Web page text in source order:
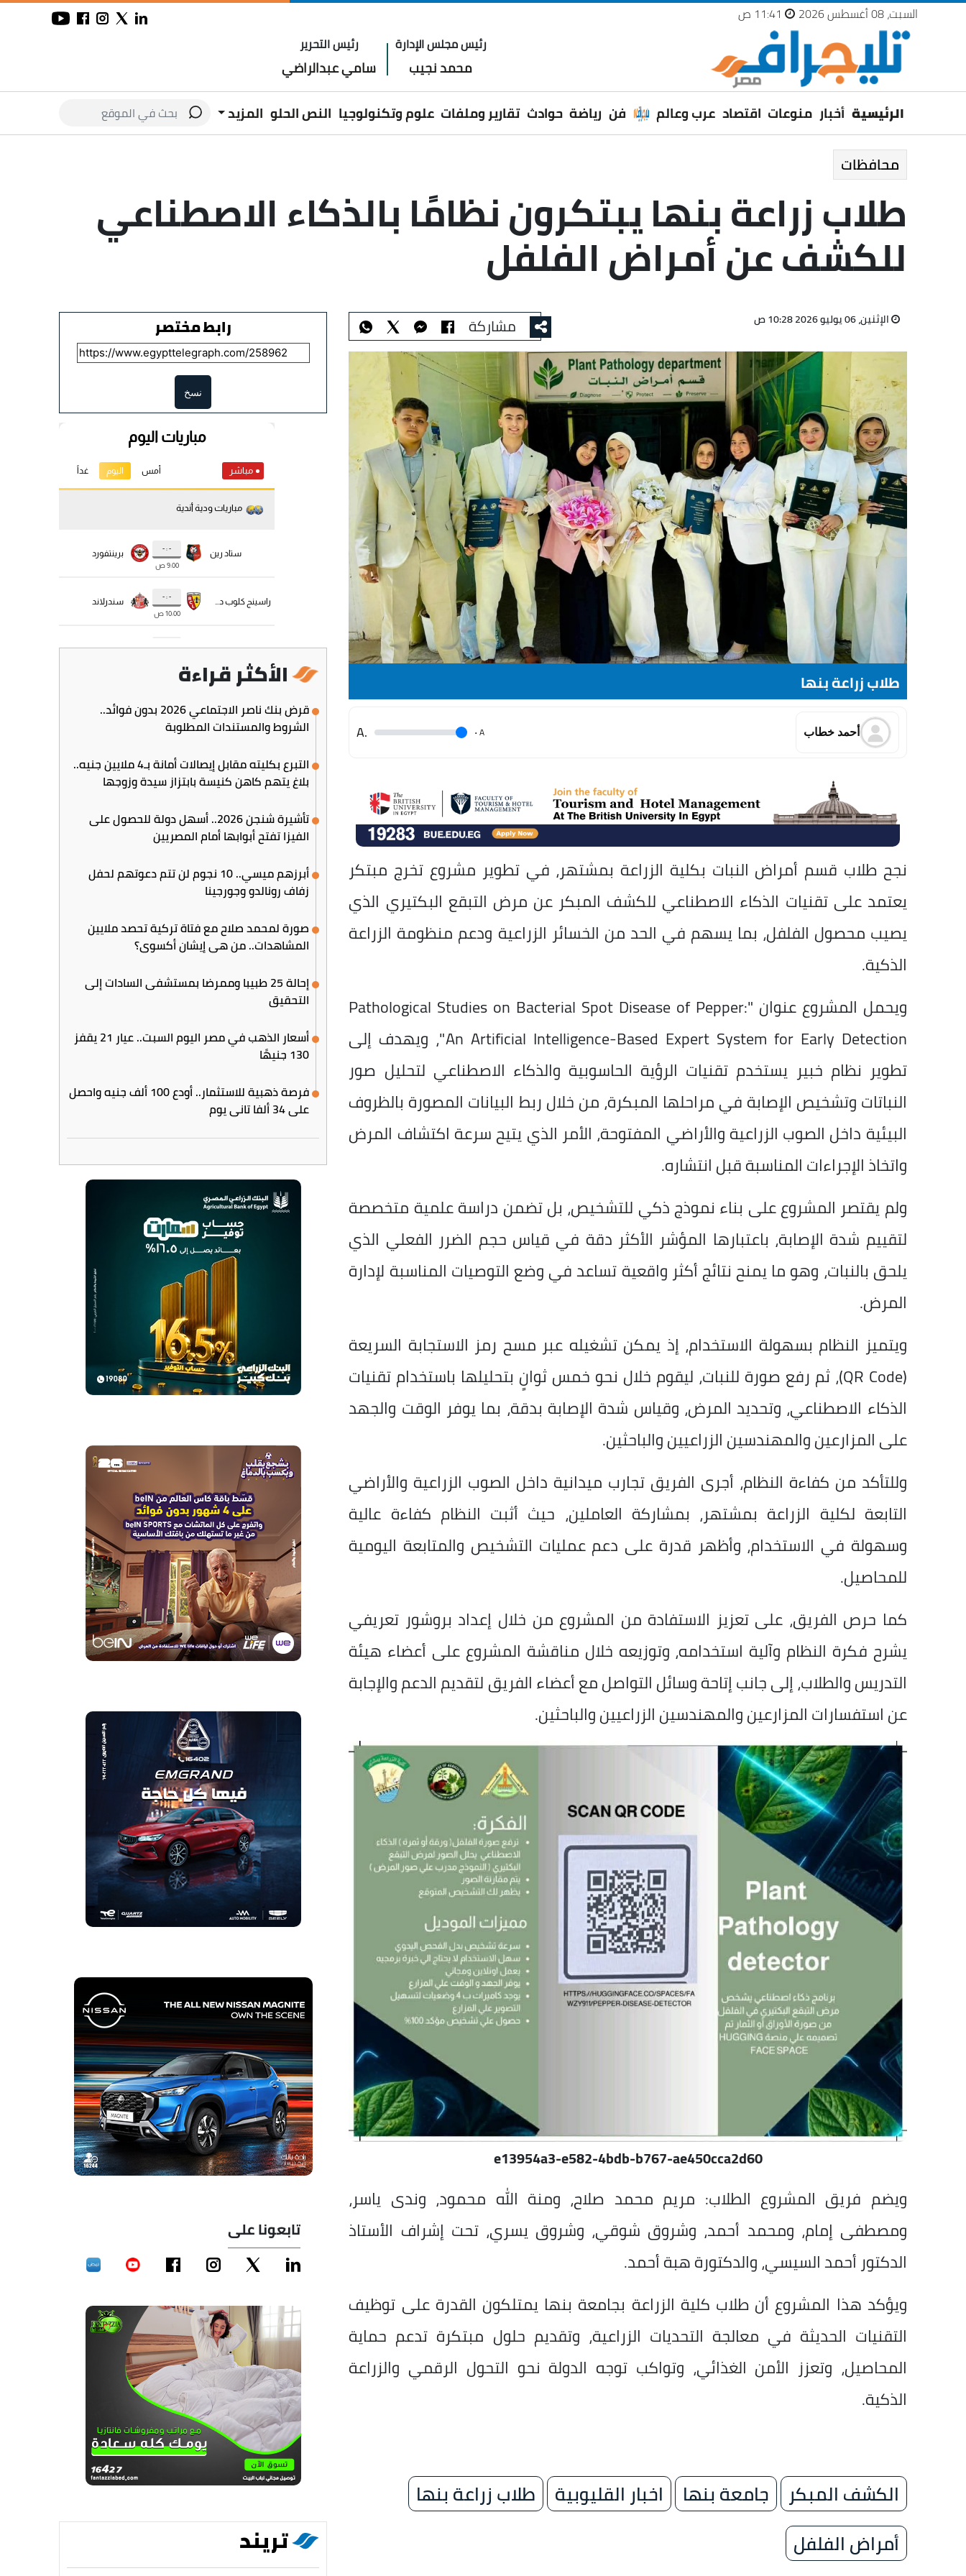
السبت، 08 أغسطس 2026
رئيس مجلس الإدارة
محمد نجيب
رئيس التحرير
سامي عبدالراضي
الرئيسية أخبار منوعات اقتصاد عرب وعالم فن رياضة حوادث تقارير وملفات علوم وتكنولوجيا النص الحلو المزيد
محافظات
طلاب زراعة بنها يبتكرون نظامًا بالذكاء الاصطناعي
للكشف عن أمراض الفلفل
الإثنين، 06 يوليو 2026 10:28 ص مشاركة
طلاب زراعة بنها
أحمد خطاب A
.
.A
نجح طلاب قسم أمراض النبات بكلية الزراعة بمشتهر، في تطوير مشروع تخرج مبتكر
يعتمد على تقنيات الذكاء الاصطناعي للكشف المبكر عن مرض التبقع البكتيري الذي
يصيب محصول الفلفل، بما يسهم في الحد من الخسائر الزراعية ودعم منظومة الزراعة
الذكية.
ويحمل المشروع عنوان "Pathological Studies on Bacterial Spot Disease of Pepper:
An Artificial Intelligence-Based Expert System for Early Detection"، ويهدف إلى
تطوير نظام خبير يستخدم تقنيات الرؤية الحاسوبية والذكاء الاصطناعي لتحليل صور
النباتات وتشخيص الإصابة في مراحلها المبكرة، من خلال ربط البيانات المصورة بالظروف
البيئية داخل الصوب الزراعية والأراضي المفتوحة، الأمر الذي يتيح سرعة اكتشاف المرض
واتخاذ الإجراءات المناسبة قبل انتشاره.
ولم يقتصر المشروع على بناء نموذج ذكي للتشخيص، بل تضمن دراسة علمية متخصصة
لتقييم شدة الإصابة، باعتبارها المؤشر الأكثر دقة في قياس حجم الضرر الفعلي الذي
يلحق بالنبات، وهو ما يمنح نتائج أكثر واقعية تساعد في وضع التوصيات المناسبة لإدارة
المرض.
ويتميز النظام بسهولة الاستخدام، إذ يمكن تشغيله عبر مسح رمز الاستجابة السريعة
(QR Code)، ثم رفع صورة للنبات، ليقوم خلال نحو خمس ثوانٍ بتحليلها باستخدام تقنيات
الذكاء الاصطناعي، وتحديد المرض، وقياس شدة الإصابة بدقة، بما يوفر الوقت والجهد
على المزارعين والمهندسين الزراعيين والباحثين.
وللتأكد من كفاءة النظام، أجرى الفريق تجارب ميدانية داخل الصوب الزراعية والأراضي
التابعة لكلية الزراعة بمشتهر، بمشاركة العاملين، حيث أثبت النظام كفاءة عالية
وسهولة في الاستخدام، وأظهر قدرة على دعم عمليات التشخيص والمتابعة اليومية
للمحاصيل.
كما حرص الفريق، على تعزيز الاستفادة من المشروع من خلال إعداد بروشور تعريفي
يشرح فكرة النظام وآلية استخدامه، وتوزيعه خلال مناقشة المشروع على أعضاء هيئة
التدريس والطلاب، إلى جانب إتاحة وسائل التواصل مع أعضاء الفريق لتقديم الدعم والإجابة
عن استفسارات المزارعين والمهندسين الزراعيين والباحثين.
e13954a3-e582-4bdb-b767-ae450cca2d60
ويضم فريق المشروع الطلاب: مريم محمد صلاح، ومنة الله محمود، وندى ياسر،
ومصطفى إمام، ومحمد أحمد، وشروق شوقي، وشروق يسري، تحت إشراف الأستاذ
الدكتور أحمد السيسي، والدكتورة هبة أحمد.
ويؤكد هذا المشروع أن طلاب كلية الزراعة بجامعة بنها يمتلكون القدرة على توظيف
التقنيات الحديثة في معالجة التحديات الزراعية، وتقديم حلول مبتكرة تدعم حماية
المحاصيل، وتعزز الأمن الغذائي، وتواكب توجه الدولة نحو التحول الرقمي والزراعة
الذكية.
الكشف المبكر جامعة بنها اخبار القليوبية
طلاب زراعة بنها
أمراض الفلفل
رابط مختصر
نسخ
الأكثر قراءة
قرض بنك ناصر الاجتماعي 2026 بدون فوائد..
الشروط والمستندات المطلوبة
التبرع بكليته مقابل إيصالات أمانة بـ4 ملايين جنيه..
بلاغ يتهم كاهن كنيسة بابتزاز سيدة وزوجها
تأشيرة شنجن 2026.. أسهل دولة للحصول على
الفيزا تفتح أبوابها أمام المصريين
أبرزهم ميسي.. 10 نجوم لن تتم دعوتهم لحفل
زفاف رونالدو وجورجينا
صورة لمحمد صلاح مع فتاة تركية تحصد ملايين
المشاهدات.. من هي إيشان أكسوي؟
إحالة 25 طبيبا وممرضا بمستشفى السادات إلى
التحقيق
أسعار الذهب في مصر اليوم السبت.. عيار 21 يقفز
130 جنيهًا
فرصة ذهبية للاستثمار.. أودع 100 ألف جنيه واحصل
على 34 ألفا تاني يوم
تابعونا على
تريند